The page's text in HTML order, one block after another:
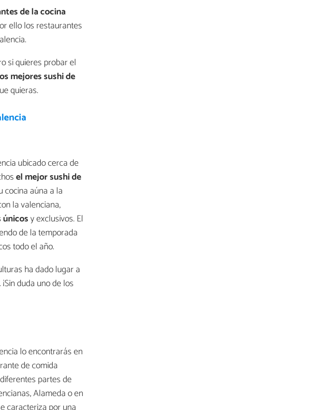
de la cocina
ello los restaurantes
si quieres probar el
mejores sushi de
quieras.
ubicado cerca de
el mejor sushi de
cocina aúna a la
la valenciana,
únicosy exclusivos. El
de la temporada
todo el año.
ha dado lugar a
duda uno de los
lo encontrarás en
de comida
partes de
Alameda o en